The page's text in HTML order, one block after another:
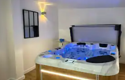
점), 후기 150개